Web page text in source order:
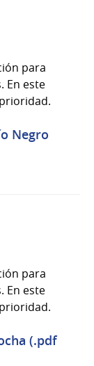
para
En este
Negro
para
En este
(.pdf